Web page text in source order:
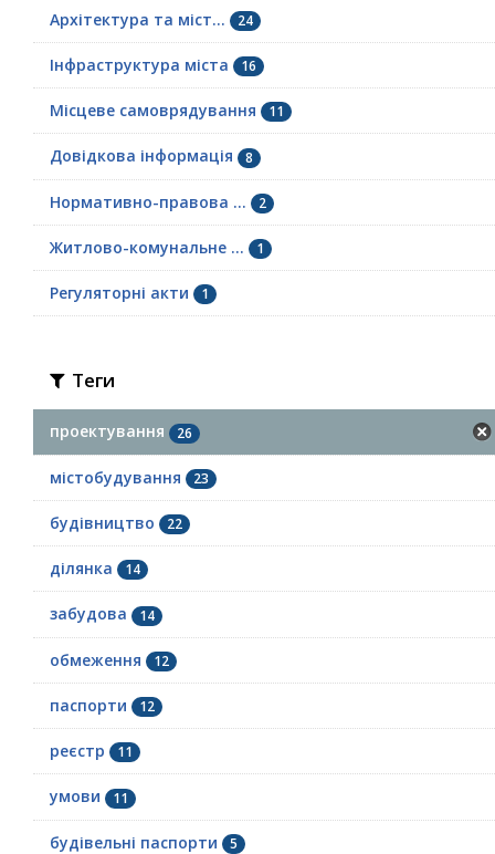
Архітектура та міст... 24
Інфраструктура міста 16
Місцеве самоврядування 11
Довідкова інформація 8
Нормативно-правова ... 2
Житлово-комунальне ... 1
Регуляторні акти 1
Теги
проектування 26
містобудування 23
будівництво 22
ділянка 14
забудова 14
обмеження 12
паспорти 12
реєстр 11
умови 11
будівельні паспорти 5